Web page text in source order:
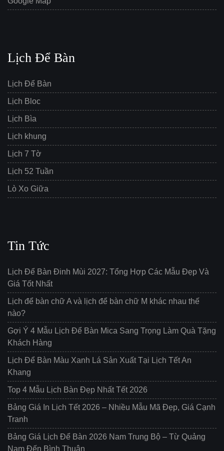
Lịch Để Bàn
Lịch Để Bàn
Lịch Bloc
Lịch Bìa
Lịch khung
Lịch 7 Tờ
Lịch 52 Tuần
Lò Xo Giữa
Tin Tức
Lịch Để Bàn Đinh Mùi 2027: Tổng Hợp Các Mẫu Đẹp Và
Giá Tốt Nhất
Lịch để bàn chữ A và lịch để bàn chữ M khác nhau thế
nào?
Gợi Ý 4 Mẫu Lịch Để Bàn Mica Sang Trọng Làm Quà Tặng
Khách Hàng
Lịch Để Bàn Màu Xanh Lá Sản Xuất Tại Lịch Tết An
Khang
Top 4 Mẫu Lịch Bàn Đẹp Nhất Tết 2026
Bảng Giá In Lịch Tết 2026 – Nhiều Mẫu Mã Đẹp, Giá Cạnh
Tranh
Bảng Giá Lịch Để Bàn 2026 Nam Trung Bộ – Từ Quảng
Nam Đến Bình Thuận